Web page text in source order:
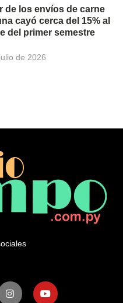
de los envíos de carne
cayó cerca del 15% al
del primer semestre
de 2026